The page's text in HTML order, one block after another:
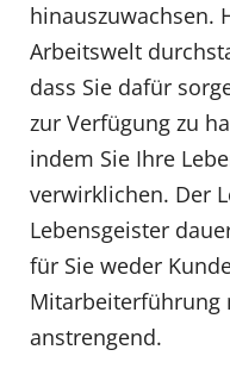
hinauszuwachsen.
Arbeitswelt
dass Sie dafür
zur Verfügung zu
indem Sie Ihre
verwirklichen. Der
Lebensgeister
für Sie weder
Mitarbeiterführung
anstrengend.